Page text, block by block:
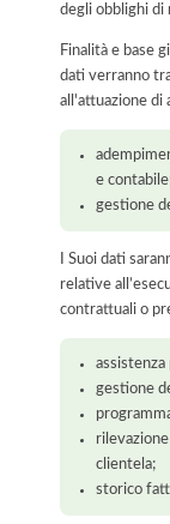
degli obblighi di
Finalità e base
dati verranno
all'attuazione di
e
gestione
I Suoi dati
relative
contrattuali o
gestione
clientela;
storico